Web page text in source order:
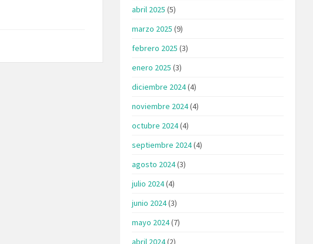
abril 2025 (5)
marzo 2025 (9)
febrero 2025 (3)
enero 2025 (3)
diciembre 2024(4)
noviembre 2024(4)
octubre 2024(4)
septiembre 2024(4)
agosto 2024(3)
julio 2024(4)
junio 2024(3)
mayo 2024(7)
abril 2024(2)